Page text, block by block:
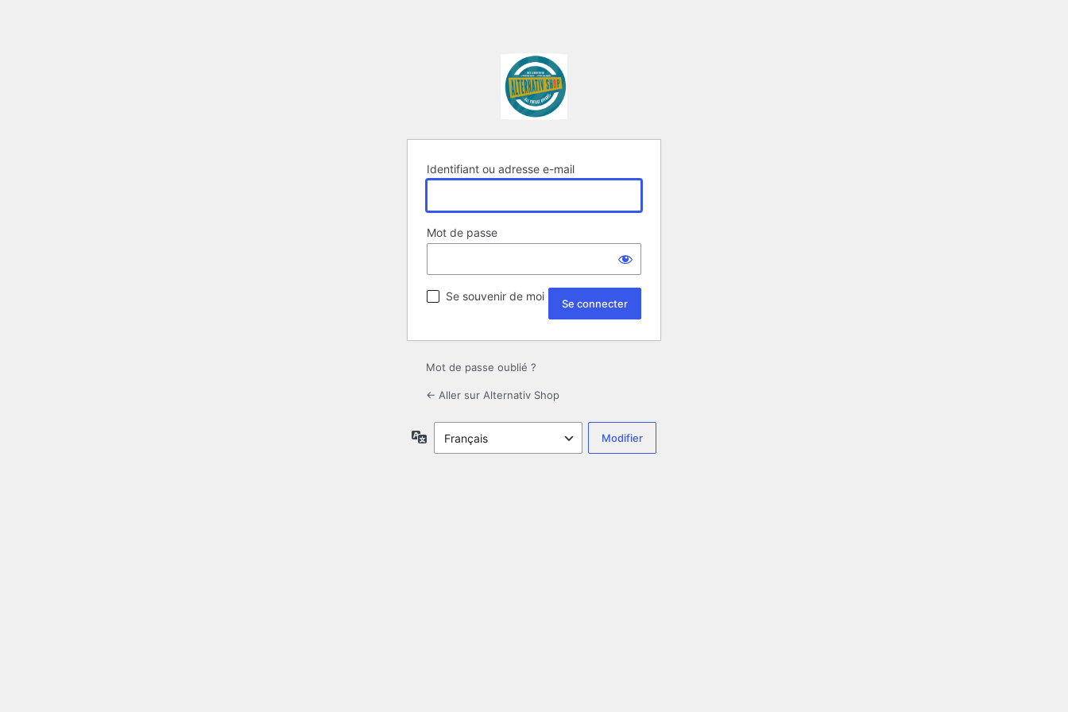
Identifiant ou adresse e-mail
Mot de passe
Se souvenir de moi
Mot de passe oublié ?
← Aller sur Alternativ Shop
Langue